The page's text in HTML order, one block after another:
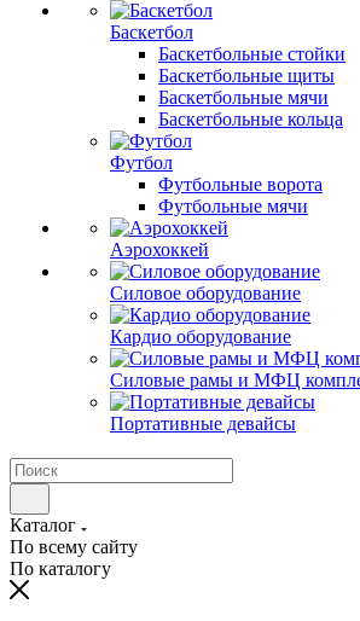
Баскетбол
Баскетбольные стойки
Баскетбольные щиты
Баскетбольные мячи
Баскетбольные кольца
Футбол
Футбольные ворота
Футбольные мячи
Аэрохоккей
Силовое оборудование
Кардио оборудование
Силовые рамы и МФЦ
Портативные девайсы
Каталог
По всему сайту
По каталогу